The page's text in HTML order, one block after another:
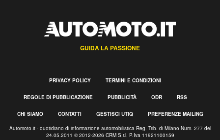
GUIDA LA PASSIONE
PRIVACY POLICY TERMINI E CONDIZIONI
REGOLE DI PUBBLICAZIONE PUBBLICITÀ ODR RSS
CHI SIAMO CONTATTI GESTISCI UTIQ PREFERENZE MAILING
Automoto.it - quotidiano di informazione automobilistica Reg. Trib. di Milano Num. 277 del
24.05.2011 © 2012-2026 CRM S.r.l. P.Iva 11921100159